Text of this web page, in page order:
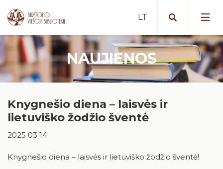
Portalas iBiblioteka.lt
Periodiniai leidiniai (2025 m. )
Bibliografinė Lietuvos periodinės
spaudos straipsnių bazė
Portalas „E. paveldas“
Apdovanotų ir apdovanojimams
Mokamos paslaugos
Nuotolinės paslaugos
Mokymai ir konsultacijos
Vykdomi projektai
Birštone minėtinos sukaktys
NAUJIENOS
Knygnešio diena – laisvės ir
lietuviško žodžio šventė
2025 03 14
Knygnešio diena – laisvės ir lietuviško žodžio šventė!